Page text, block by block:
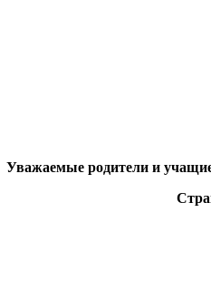
Уважаемые родители и